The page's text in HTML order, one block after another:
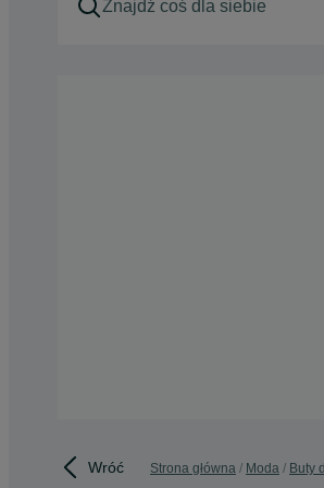
Wróć Strona główna Moda Buty